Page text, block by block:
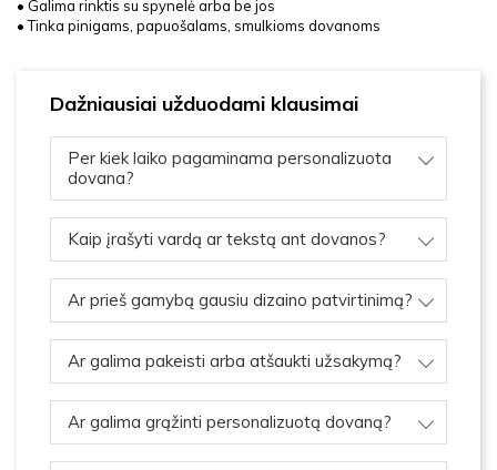
• Galima rinktis su spynelė arba be jos
• Tinka pinigams, papuošalams, smulkioms dovanoms
Dažniausiai užduodami klausimai
Per kiek laiko pagaminama personalizuota
dovana?
Kaip įrašyti vardą ar tekstą ant dovanos?
Ar prieš gamybą gausiu dizaino patvirtinimą?
Ar galima pakeisti arba atšaukti užsakymą?
Ar galima grąžinti personalizuotą dovaną?